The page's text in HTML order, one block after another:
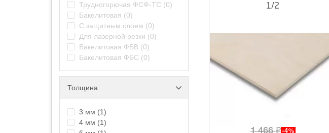
Трудногорючая ФСФ-ТС (0)
Бакелитовая (0)
С защитным слоем (0)
Для лазерной резки (0)
Бакелитовая ФБВ (0)
Бакелитовая ФБС (0)
Толщина
3 мм (1)
4 мм (1)
1/2
1 466₽ -4%